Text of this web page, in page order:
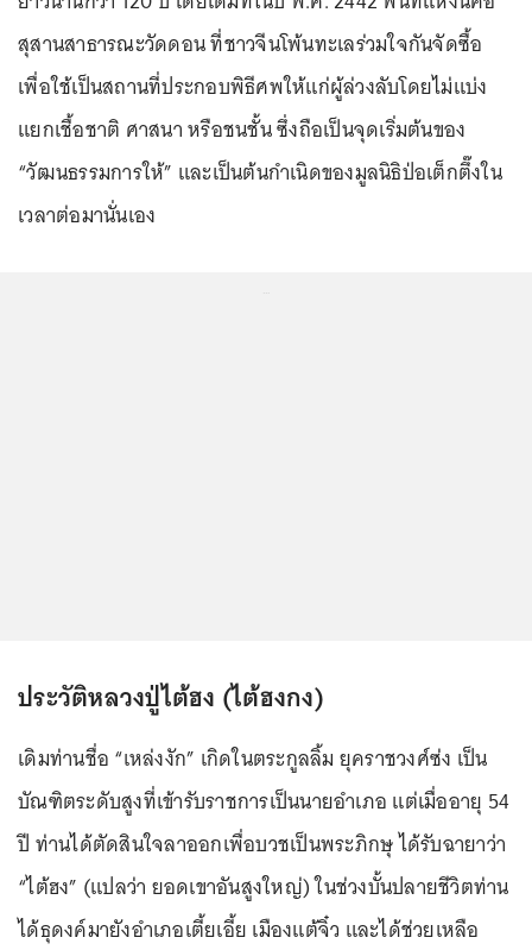
สุสานสาธารณะวัดดอน ที่ชาวจีนโพ้นทะเลร่วมใจกันจัดซื้อ
เพื่อใช้เป็นสถานที่ประกอบพิธีศพให้แก่ผู้ล่วงลับโดยไม่แบ่ง
แยกเชื้อชาติ ศาสนา หรือชนชั้น ซึ่งถือเป็นจุดเริ่มต้นของ
“วัฒนธรรมการให้” และเป็นต้นกำเนิดของมูลนิธิป่อเต็กตึ๊งใน
เวลาต่อมานั่นเอง
ประวัติหลวงปู่ไต้ฮง (ไต้ฮงกง)
เดิมท่านชื่อ “เหล่งงัก” เกิดในตระกูลลิ้ม ยุคราชวงศ์ซ่ง เป็น
บัณฑิตระดับสูงที่เข้ารับราชการเป็นนายอำเภอ แต่เมื่ออายุ 54
ปี ท่านได้ตัดสินใจลาออกเพื่อบวชเป็นพระภิกษุ ได้รับฉายาว่า
“ไต้ฮง” (แปลว่า ยอดเขาอันสูงใหญ่) ในช่วงบั้นปลายชีวิตท่าน
ได้ธุดงค์มายังอำเภอเตี้ยเอี้ย เมืองแต้จิ๋ว และได้ช่วยเหลือ